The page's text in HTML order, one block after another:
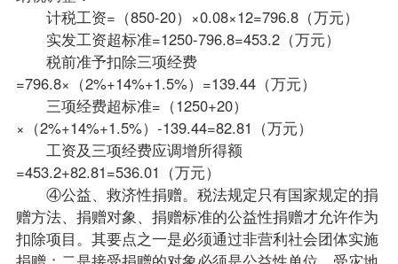
计税工资=（850-20）×0.08×12=796.8（万元）
实发工资超标准=1250-796.8=453.2（万元）
税前准予扣除三项经费
=796.8×（2%+14%+1.5%）=139.44（万元）
三项经费超标准=（1250+20）
×（2%+14%+1.5%）-139.44=82.81（万元）
工资及三项经费应调增所得额
=453.2+82.81=536.01（万元）
④公益、救济性捐赠。税法规定只有国家规定的捐
赠方法、捐赠对象、捐赠标准的公益性捐赠才允许作为
扣除项目。其要点之一是必须通过非营利社会团体实施